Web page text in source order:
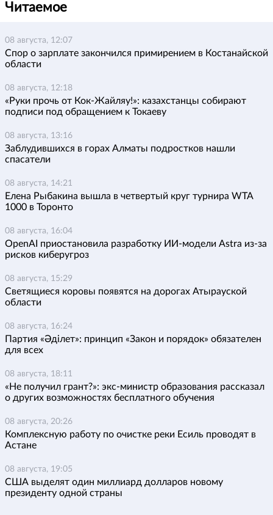
Читаемое
08 августа, 12:07
Спор о зарплате закончился примирением в Костанайской
области
08 августа, 12:18
«Руки прочь от Кок-Жайляу!»: казахстанцы собирают
подписи под обращением к Токаеву
08 августа, 13:16
Заблудившихся в горах Алматы подростков нашли
спасатели
08 августа, 14:21
Елена Рыбакина вышла в четвертый круг турнира WTA
1000 в Торонто
08 августа, 16:04
OpenAI приостановила разработку ИИ-модели Astra из-за
рисков киберугроз
08 августа, 15:29
Светящиеся коровы появятся на дорогах Атырауской
области
08 августа, 16:24
Партия «Әділет»: принцип «Закон и порядок» обязателен
для всех
08 августа, 18:11
«Не получил грант?»: экс-министр образования рассказал
о других возможностях бесплатного обучения
08 августа, 20:26
Комплексную работу по очистке реки Есиль проводят в
Астане
08 августа, 19:05
США выделят один миллиард долларов новому
президенту одной страны